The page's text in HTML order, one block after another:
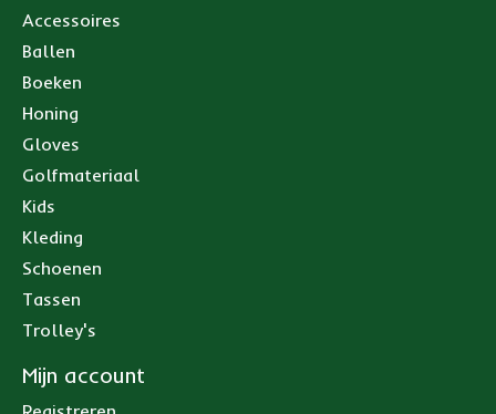
Accessoires
Ballen
Boeken
Honing
Gloves
Golfmateriaal
Kids
Kleding
Schoenen
Tassen
Trolley's
Mijn account